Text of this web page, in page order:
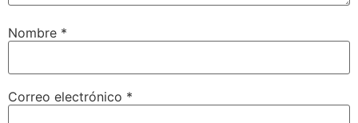
Nombre *
Correo electrónico *